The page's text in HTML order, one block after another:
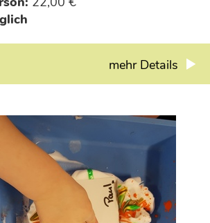
mehr Details